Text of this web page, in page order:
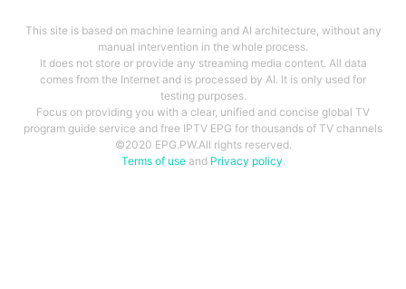
This site is based on machine learning and AI architecture, without any
manual intervention in the whole process.
It does not store or provide any streaming media content. All data
comes from the Internet and is processed by AI. It is only used for
testing purposes.
Focus on providing you with a clear, unified and concise global TV
program guide service and free IPTV EPG for thousands of TV channels
©2020 EPG.PW.All rights reserved.
Terms of useand Privacy policy.